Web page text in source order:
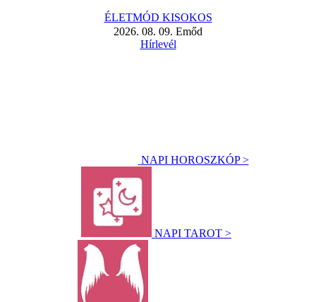
ÉLETMÓD KISOKOS
2026. 08. 09. Emőd
Hírlevél
NAPI HOROSZKÓP >
NAPI TAROT >